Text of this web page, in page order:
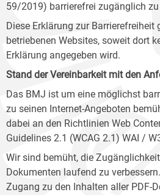
59/2019) barrierefrei zugänglich
Diese Erklärung zur
betriebenen Websites, soweit dort
Erklärung angegeben wird.
Stand der Vereinbarkeit mit den
Das BMJ ist um eine möglichst
zu seinen Internet-Angeboten
dabei an den Richtlinien Web
Guidelines 2.1 (WCAG 2.1) WAI /
Wir sind bemüht, die
Dokumenten laufend zu
Zugang zu den Inhalten aller PDF-